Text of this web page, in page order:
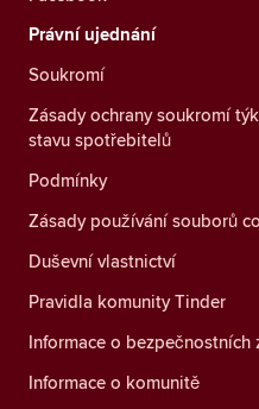
Právní ujednání
Soukromí
Zásady ochrany soukromí
stavu spotřebitelů
Podmínky
Zásady používání souborů
Duševní vlastnictví
Pravidla komunity Tinder
Informace o
Informace o komunitě